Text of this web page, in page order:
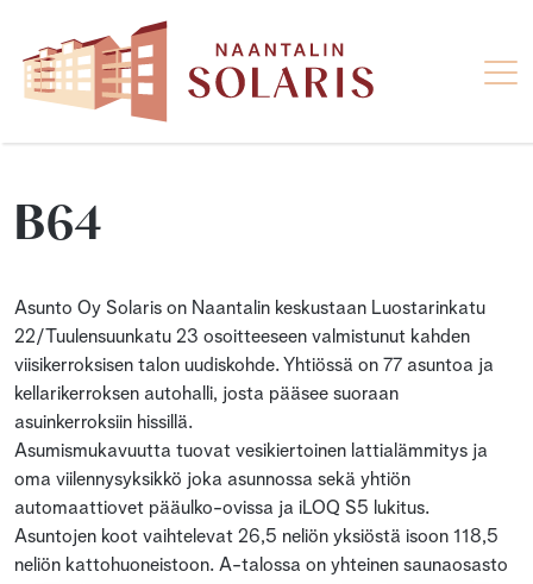
B64
Asunto Oy Solaris on Naantalin keskustaan Luostarinkatu
22/Tuulensuunkatu 23 osoitteeseen valmistunut kahden
viisikerroksisen talon uudiskohde. Yhtiössä on 77 asuntoa ja
kellarikerroksen autohalli, josta pääsee suoraan
asuinkerroksiin hissillä.
Asumismukavuutta tuovat vesikiertoinen lattialämmitys ja
oma viilennysyksikkö joka asunnossa sekä yhtiön
automaattiovet pääulko-ovissa ja iLOQ S5 lukitus.
Asuntojen koot vaihtelevat 26,5 neliön yksiöstä isoon 118,5
neliön kattohuoneistoon. A-talossa on yhteinen saunaosasto